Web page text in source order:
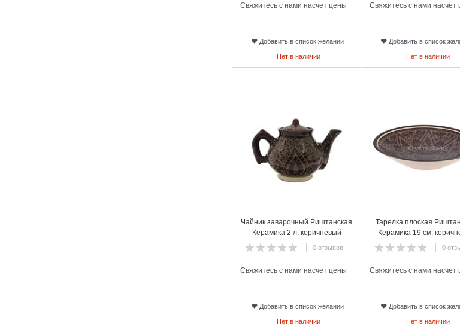
Свяжитесь с нами насчет цены
Добавить в список желаний
Нет в наличии
Свяжитесь с нами насчет
Добавить в список
Нет в наличии
Чайник заварочный Риштанская
Керамика 2 л. коричневый
0 отзывов
Свяжитесь с нами насчет цены
Добавить в список желаний
Нет в наличии
Тарелка плоская
Керамика 19 см.
0
Свяжитесь с нами насчет
Добавить в список
Нет в наличии